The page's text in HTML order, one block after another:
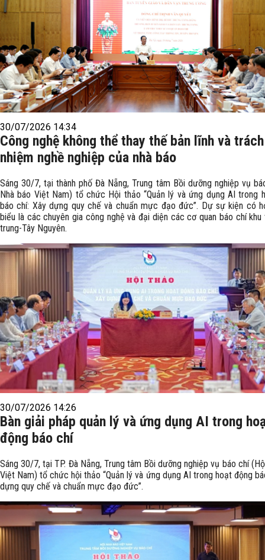
30/07/2026 14:34
Công nghệ không thể thay thế bản lĩnh và trách
nhiệm nghề nghiệp của nhà báo
Sáng 30/7, tại thành phố Đà Nẵng, Trung tâm Bồi dưỡng nghiệp vụ
Nhà báo Việt Nam) tổ chức Hội thảo “Quản lý và ứng dụng AI trong
báo chí: Xây dựng quy chế và chuẩn mực đạo đức”. Dự sự kiện có
biểu là các chuyên gia công nghệ và đại diện các cơ quan báo chí
trung-Tây Nguyên.
30/07/2026 14:26
Bàn giải pháp quản lý và ứng dụng AI trong
động báo chí
Sáng 30/7, tại TP. Đà Nẵng, Trung tâm Bồi dưỡng nghiệp vụ báo chí
Việt Nam) tổ chức hội thảo “Quản lý và ứng dụng AI trong hoạt động
dựng quy chế và chuẩn mực đạo đức”.